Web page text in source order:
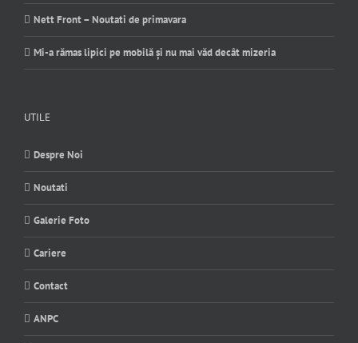
Nett Front – Noutati de primavara
Mi-a rămas lipici pe mobilă și nu mai văd decât mizeria
UTILE
Despre Noi
Noutati
Galerie Foto
Cariere
Contact
ANPC